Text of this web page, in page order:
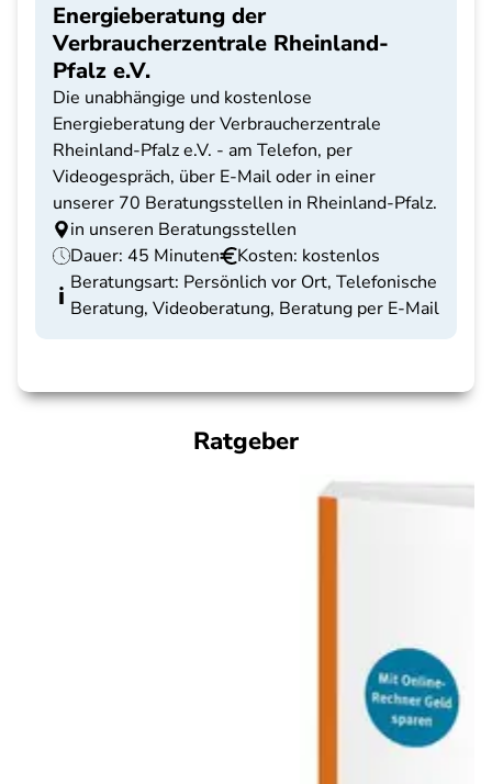
Energieberatung der
Verbraucherzentrale Rheinland-
Pfalz e.V.
Die unabhängige und kostenlose
Energieberatung der Verbraucherzentrale
Rheinland-Pfalz e.V. - am Telefon, per
Videogespräch, über E-Mail oder in einer
unserer 70 Beratungsstellen in Rheinland-Pfalz.
in unseren Beratungsstellen
Dauer: 45 Minuten
Kosten: kostenlos
Beratungsart: Persönlich vor Ort, Telefonische
Beratung, Videoberatung, Beratung per E-Mail
Ratgeber